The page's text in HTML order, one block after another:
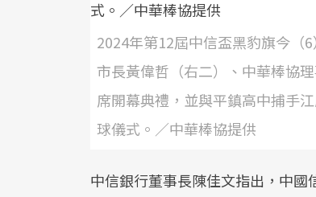
2024年第12屆中信盃黑豹旗今（
市長黃偉哲（右二）、中華棒協
席開幕典禮，並與平鎮高中捕手
球儀式。／中華棒協提供
中信銀行董事長陳佳文指出，中國